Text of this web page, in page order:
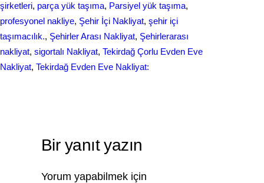
şirketleri, parça yük taşıma, Parsiyel yük taşıma
profesyonel nakliye, Şehir İçi Nakliyat, şehir içi
taşımacılık., Şehirler Arası Nakliyat, Şehirlerarası
nakliyat, sigortalı Nakliyat, Tekirdağ Çorlu Evden Eve
Nakliyat, Tekirdağ Evden Eve Nakliyat:
Bir yanıt yazın
Yorum yapabilmek için